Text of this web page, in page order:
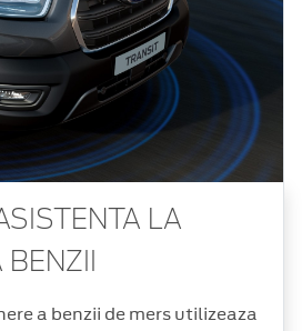
LA
a benzii de mers utilizeaza